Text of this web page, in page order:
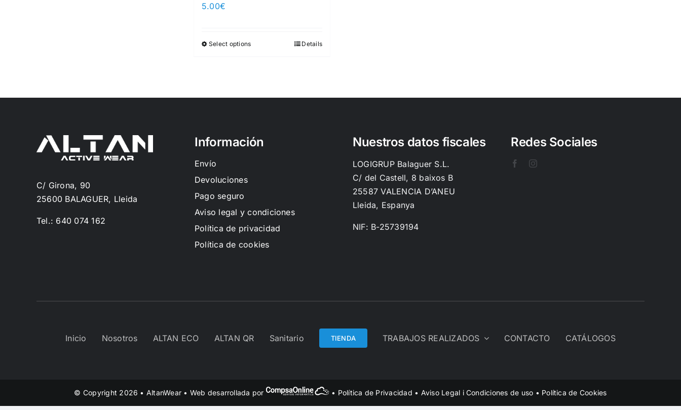
5.00€
Select options Details
C/ Girona, 90
25600 BALAGUER, Lleida
Tel.: 640 074 162
Información
Envío
Devoluciones
Pago seguro
Aviso legal y condiciones
Política de privacidad
Política de cookies
Nuestros datos fiscales
LOGIGRUP Balaguer S.L.
C/ del Castell, 8 baixos B
25587 VALENCIA D’ANEU
Lleida, Espanya
NIF: B-25739194
Redes Sociales
Inicio Nosotros ALTAN ECO ALTAN QR Sanitario TIENDA TRABAJOS REALIZADOS CONTACTO CATÁLOGOS
© Copyright 2026 • AltanWear • Web desarrollada por • Política de Privacidad • Aviso Legal i Condiciones de uso • Política de Cookies